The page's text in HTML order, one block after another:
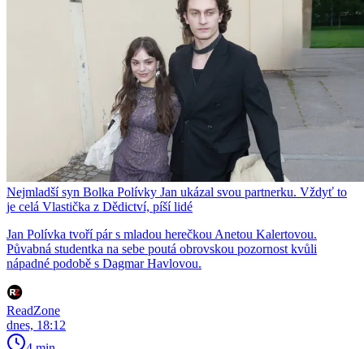
Nejmladší syn Bolka Polívky Jan ukázal svou partnerku. Vždyť to
je celá Vlastička z Dědictví, píší lidé
Jan Polívka tvoří pár s mladou herečkou Anetou Kalertovou.
Půvabná studentka na sebe poutá obrovskou pozornost kvůli
nápadné podobě s Dagmar Havlovou.
ReadZone
dnes, 18:12